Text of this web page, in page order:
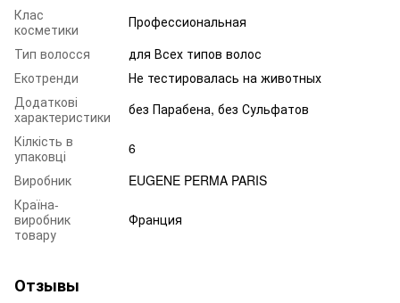
Клас
косметики
Профессиональная
Тип волосся
для Всех типов волос
Екотренди
Не тестировалась на животных
Додаткові
характеристики
без Парабена, без Сульфатов
Кілкість в
упаковці
6
Виробник
EUGENE PERMA PARIS
Країна-
виробник
товару
Франция
Отзывы